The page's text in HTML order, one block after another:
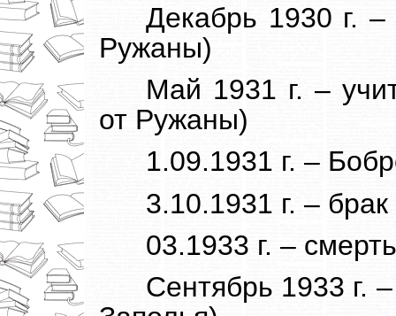
Декабрь 1930 г.
Ружаны)
Май 1931 г. –
от Ружаны)
1.09.1931 г. –
3.10.1931 г. –
03.1933 г. –
Сентябрь 1933 г.